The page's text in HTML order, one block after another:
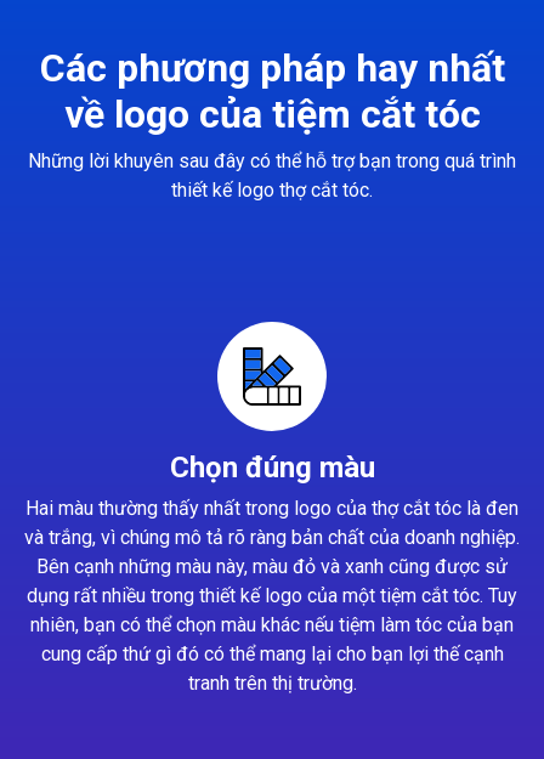
Các phương pháp hay nhất
về logo của tiệm cắt tóc
Những lời khuyên sau đây có thể hỗ trợ bạn trong quá trình
thiết kế logo thợ cắt tóc.
Chọn đúng màu
Hai màu thường thấy nhất trong logo của thợ cắt tóc là đen
và trắng, vì chúng mô tả rõ ràng bản chất của doanh nghiệp.
Bên cạnh những màu này, màu đỏ và xanh cũng được sử
dụng rất nhiều trong thiết kế logo của một tiệm cắt tóc. Tuy
nhiên, bạn có thể chọn màu khác nếu tiệm làm tóc của bạn
cung cấp thứ gì đó có thể mang lại cho bạn lợi thế cạnh
tranh trên thị trường.